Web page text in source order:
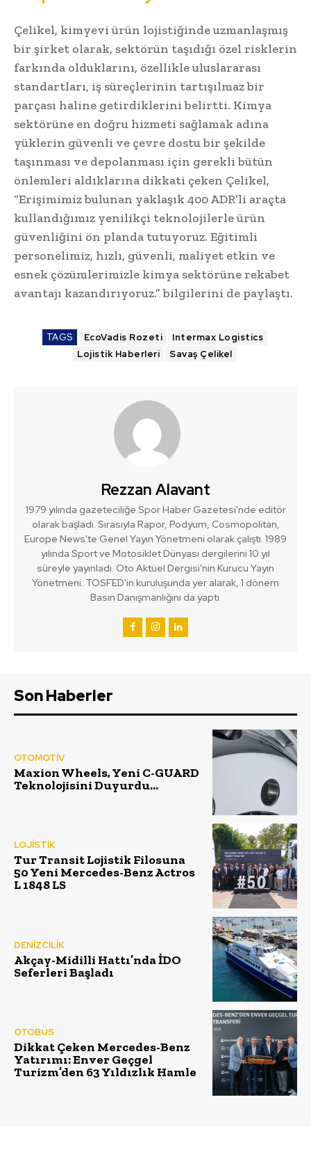
Çelikel, kimyevi ürün lojistiğinde uzmanlaşmış
bir şirket olarak, sektörün taşıdığı özel risklerin
farkında olduklarını, özellikle uluslararası
standartları, iş süreçlerinin tartışılmaz bir
parçası haline getirdiklerini belirtti. Kimya
sektörüne en doğru hizmeti sağlamak adına
yüklerin güvenli ve çevre dostu bir şekilde
taşınması ve depolanması için gerekli bütün
önlemleri aldıklarına dikkati çeken Çelikel,
“Erişimimiz bulunan yaklaşık 400 ADR’li araçta
kullandığımız yenilikçi teknolojilerle ürün
güvenliğini ön planda tutuyoruz. Eğitimli
personelimiz, hızlı, güvenli, maliyet etkin ve
esnek çözümlerimizle kimya sektörüne rekabet
avantajı kazandırıyoruz.” bilgilerini de paylaştı.
TAGS EcoVadis Rozeti
Intermax Logistics
Lojistik Haberleri
Savaş Çelikel
Rezzan Alavant
1979 yılında gazeteciliğe Spor Haber Gazetesi'nde editör
olarak başladı. Sırasıyla Rapor, Podyum, Cosmopolitan,
Europe News'te Genel Yayın Yönetmeni olarak çalıştı. 1989
yılında Sport ve Motosiklet Dünyası dergilerini 10 yıl
süreyle yayınladı. Oto Aktüel Dergisi'nin Kurucu Yayın
Yönetmeni. TOSFED'in kuruluşunda yer alarak, 1 dönem
Basın Danışmanlığını da yaptı.
Son Haberler
OTOMOTİV
Maxion Wheels, Yeni C-GUARD
Teknolojisini Duyurdu…
LOJİSTİK
Tur Transit Lojistik Filosuna
50 Yeni Mercedes-Benz Actros
L 1848 LS
DENİZCİLİK
Akçay-Midilli Hattı’nda İDO
Seferleri Başladı
OTOBÜS
Dikkat Çeken Mercedes-Benz
Yatırımı: Enver Geçgel
Turizm’den 63 Yıldızlık Hamle